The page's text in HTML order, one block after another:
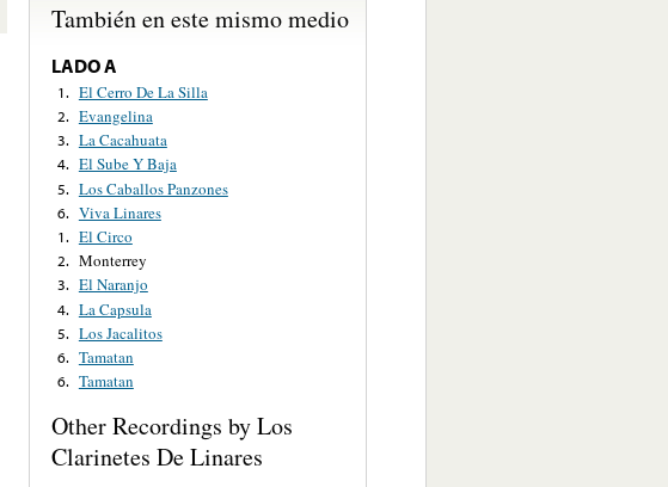
También en este mismo medio
LADO A
1. El Cerro De La Silla
2. Evangelina
3. La Cacahuata
4. El Sube Y Baja
5. Los Caballos Panzones
6. Viva Linares
1. El Circo
2. Monterrey
3. El Naranjo
4. La Capsula
5. Los Jacalitos
6. Tamatan
6. Tamatan
Other Recordings by Los
Clarinetes De Linares